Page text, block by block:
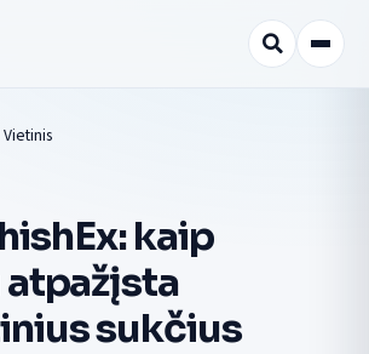
Vietinis
kaip
sukčius